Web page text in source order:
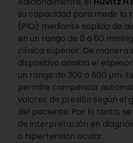
su capacidad para medir la
(PIO) mediante soplido de
en un rango de 0 a 60
clínica superior. De manera
dispositivo analiza el
un rango de 300 a 800 µm.
permite compensar
valores de presión según el
del paciente. Por lo tanto,
de interpretación en
o hipertensión ocular.